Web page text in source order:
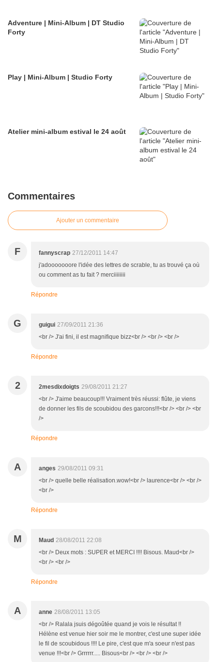
Adventure | Mini-Album | DT Studio
Forty
Play | Mini-Album | Studio Forty
Atelier mini-album estival le 24 août
Commentaires
Ajouter un commentaire
F fannyscrap 27/12/2011 14:47
j'adooooooore l'idée des lettres de scrable, tu as trouvé ça où
ou comment as tu fait ? merciiiiiiii
Répondre
G guigui 27/09/2011 21:36
<br /> J'ai fini, il est magnifique bizz<br /> <br /> <br />
Répondre
2 2mesdixdoigts 29/08/2011 21:27
<br /> J'aime beaucoup!!! Vraiment très réussi: flûte, je viens
de donner les fils de scoubidou des garcons!!!<br /> <br /> <br
/>
Répondre
A anges 29/08/2011 09:31
<br /> quelle belle réalisation.wow!<br /> laurence<br /> <br />
<br />
Répondre
M Maud 28/08/2011 22:08
<br /> Deux mots : SUPER et MERCI !!!! Bisous. Maud<br />
<br /> <br />
Répondre
A anne 28/08/2011 13:05
<br /> Ralala jsuis dégoûtée quand je vois le résultat !!
Hélène est venue hier soir me le montrer, c'est une super idée
le fil de scoubidous !!!! Le pire, c'est que m'a soeur n'est pas
venue !!!<br /> Grrrrrr..... Bisous<br /> <br /> <br />